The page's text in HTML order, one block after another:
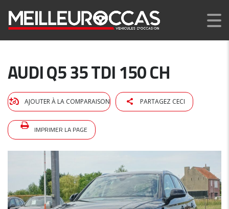
AUDI Q5 35 TDI 150 CH
AJOUTER À LA COMPARAISON PARTAGEZ CECI
IMPRIMER LA PAGE